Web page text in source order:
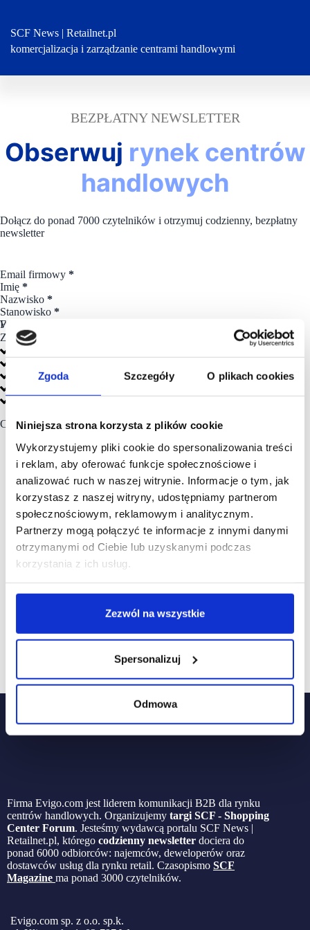
Zgoda Szczegóły O plikach cookies
Niniejsza strona korzysta z plików cookie
Wykorzystujemy pliki cookie do spersonalizowania treści
i reklam, aby oferować funkcje społecznościowe i
analizować ruch w naszej witrynie. Informacje o tym, jak
korzystasz z naszej witryny, udostępniamy partnerom
społecznościowym, reklamowym i analitycznym.
Partnerzy mogą połączyć te informacje z innymi danymi
otrzymanymi od Ciebie lub uzyskanymi podczas
korzystania z ich usług.
Zezwól na wszystkie
Spersonalizuj
Odmowa
treściSCF News | Retailnet.pl
komercjalizacja i zarządzanie centrami handlowymi
BEZPŁATNY NEWSLETTER
Obserwuj rynek centrów
handlowych
Dołącz do ponad 7000 czytelników i otrzymuj codzienny, bezpłatny
newsletter
Email firmowy *
Imię *
Nazwisko *
Stanowisko *
Firma
Wyrażam zgodę na wysyłkę codziennego newslettera SCF News
Zapisz
projekty i inwestycje
zarządzanie nieruchomościami
usługi i technologie
Czytany przez specjalistów wiodących firm, między innymi:
Firma Evigo.com jest liderem komunikacji B2B dla rynku
centrów handlowych. Organizujemy targi SCF - Shopping
Center Forum. Jesteśmy wydawcą portalu SCF News |
Retailnet.pl, którego codzienny newsletter dociera do
ponad 6000 odbiorców: najemców, deweloperów oraz
dostawców usług dla rynku retail. Czasopismo SCF
Magazine ma ponad 3000 czytelników.
Evigo.com sp. z o.o. sp.k.